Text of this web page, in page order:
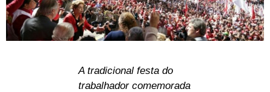
A tradicional festa do
trabalhador comemorada